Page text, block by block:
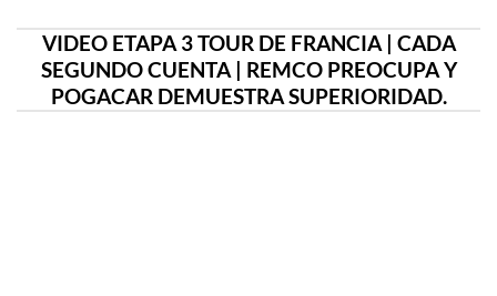
VIDEO ETAPA 3 TOUR DE FRANCIA | CADA
SEGUNDO CUENTA | REMCO PREOCUPA Y
POGACAR DEMUESTRA SUPERIORIDAD.